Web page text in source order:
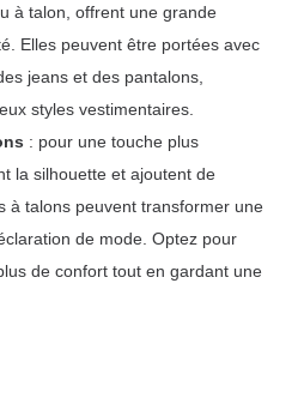
à talon, offrent une grande
Elles peuvent être portées avec
jeans et des pantalons,
styles vestimentaires.
: pour une touche plus
la silhouette et ajoutent de
à talons peuvent transformer une
de mode. Optez pour
de confort tout en gardant une